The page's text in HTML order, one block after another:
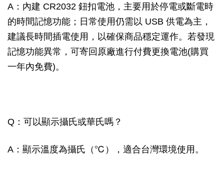
A：內建 CR2032 鈕扣電池，主要用於停電或斷電時
的時間記憶功能；日常使用仍需以 USB 供電為主，
建議長時間插電使用，以確保商品穩定運作。若發現
記憶功能異常，可寄回原廠進行付費更換電池(購買
一年內免費)。
Q：可以顯示攝氏或華氏嗎？
A：顯示溫度為攝氏（℃），適合台灣環境使用。